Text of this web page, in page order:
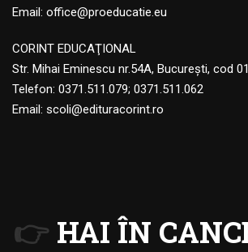
Email: office@proeducatie.eu
CORINT EDUCAŢIONAL
Str. Mihai Eminescu nr.54A, Bucureşti, cod
Telefon: 0371.511.079; 0371.511.062
Email: scoli@edituracorint.ro
👉 HAI ÎN